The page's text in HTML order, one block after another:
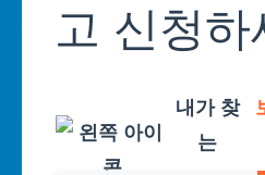
고 신청하
내가 찾
는